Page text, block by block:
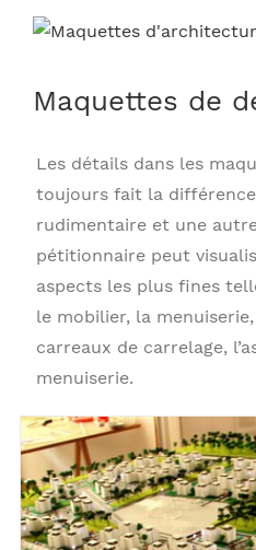
Skip
Maquettes de
Les détails dans les
toujours fait la
rudimentaire et une
pétitionnaire peut
aspects les plus fines
le mobilier, la
carreaux de carrelage,
menuiserie.